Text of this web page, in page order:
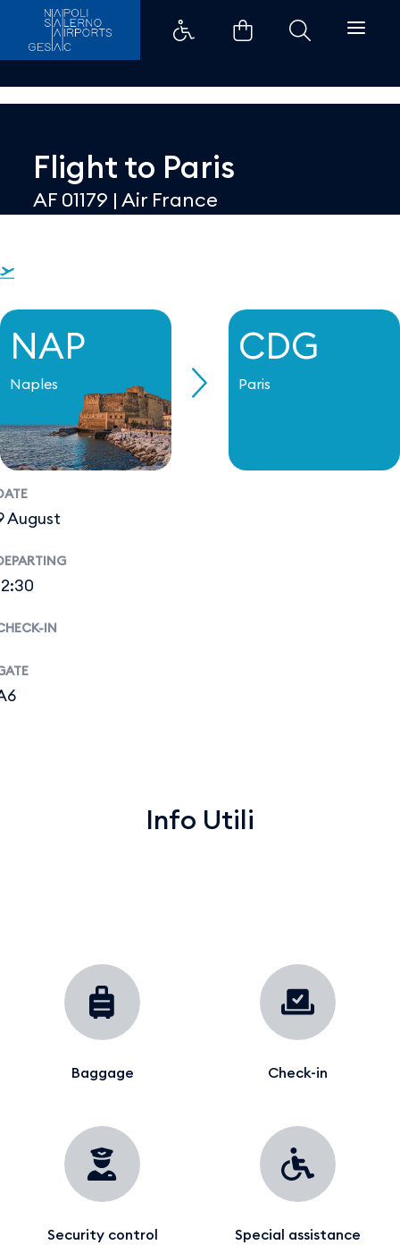
Dettaglio - Aeroporti di Napoli
Flight to Paris
AF 01179 |Air France
NAP
Naples
August
IN
CDG
Paris
Info Utili
Baggage Check-in
Security control Special assistance